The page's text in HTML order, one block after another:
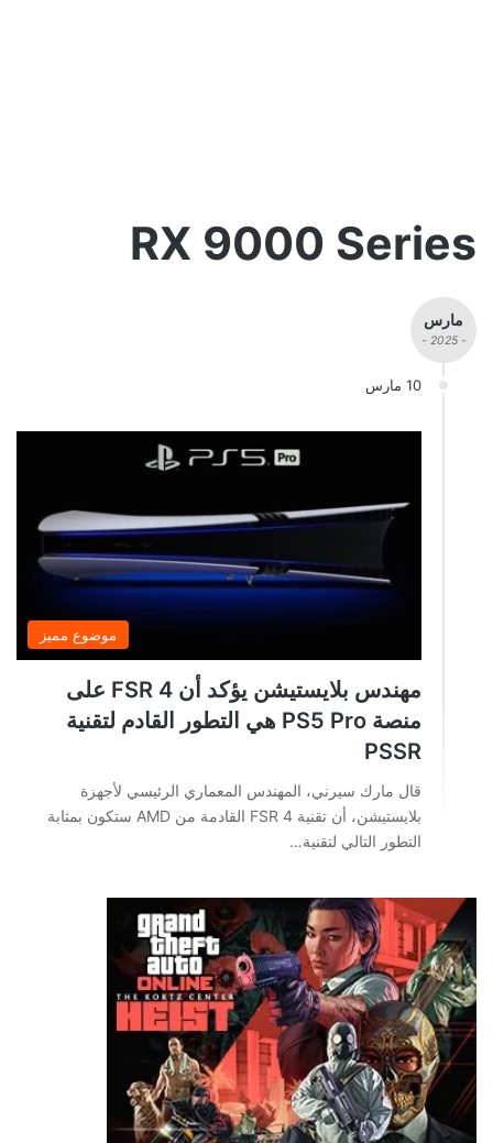
RX 9000 Series
مارس
- 2025 -
10 مارس
موضوع مميز
مهندس بلايستيشن يؤكد أن FSR 4 على
منصة PS5 Pro هي التطور القادم لتقنية
PSSR
قال مارك سيرني، المهندس المعماري الرئيسي لأجهزة
بلايستيشن، أن تقنية FSR 4 القادمة من AMD ستكون بمثابة
التطور التالي لتقنية…